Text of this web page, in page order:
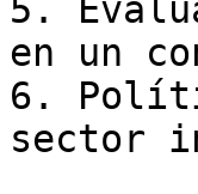
5.
en un
6.
sector